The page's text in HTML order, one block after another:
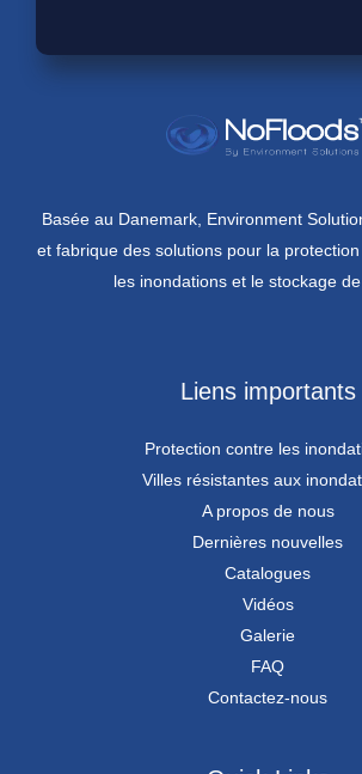
Basée au Danemark, Environment
et fabrique des solutions pour la
les inondations et le stockage
Liens importants
Protection contre les
Villes résistantes aux
A propos de nous
Dernières nouvelles
Catalogues
Vidéos
Galerie
FAQ
Contactez-nous